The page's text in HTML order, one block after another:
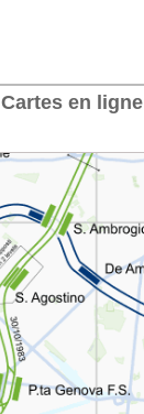
Cartes en ligne